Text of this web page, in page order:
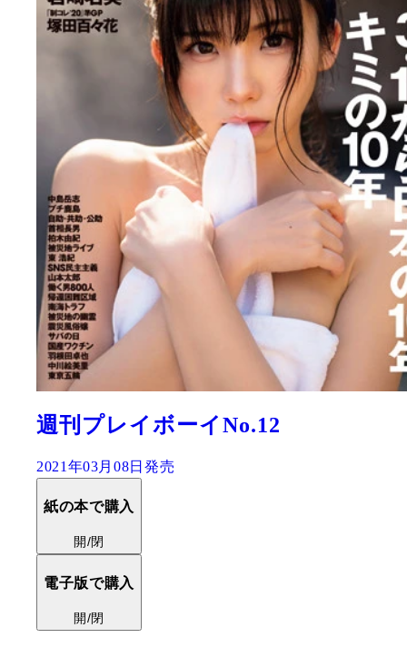
週刊プレイボーイNo.12
2021年03月08日発売
紙の本で購入
開/閉
電子版で購入
開/閉